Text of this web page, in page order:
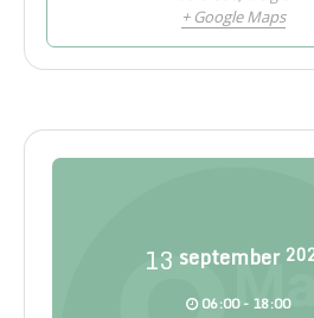
+ Google Maps
13 september
06:00 - 18:00